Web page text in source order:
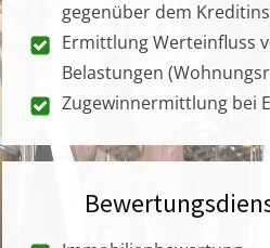
gegenüber dem
Ermittlung Werteinfluss
Belastungen
Zugewinnermittlung bei